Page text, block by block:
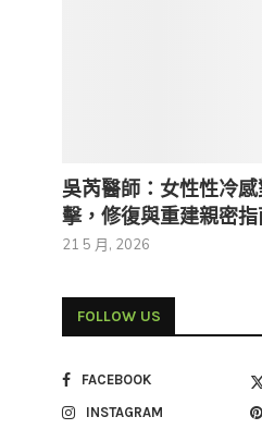
吳芮醫師：女性性冷
擊，修復與重建親密指
21 5 月, 2026
FOLLOW US
FACEBOOK
INSTAGRAM